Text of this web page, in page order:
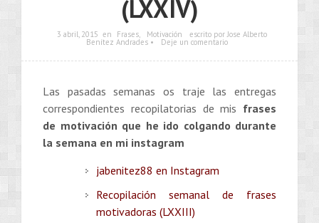
(LXXIV)
3 abril, 2015 en Frases Motivación escrito por Jose Alberto
Benítez Andrades • Deje un comentario
Las pasadas semanas os traje las entregas
correspondientes recopilatorias de mis frases
de motivación que he ido colgando durante
la semana en mi instagram
jabenitez88 en Instagram
Recopilación semanal de frases
motivadoras (LXXIII)